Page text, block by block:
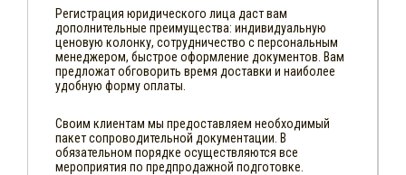
Регистрация юридического лица даст вам
дополнительные преимущества: индивидуальную
ценовую колонку, сотрудничество с персональным
менеджером, быстрое оформление документов. Вам
предложат обговорить время доставки и наиболее
удобную форму оплаты.
Своим клиентам мы предоставляем необходимый
пакет сопроводительной документации. В
обязательном порядке осуществляются все
мероприятия по предпродажной подготовке.